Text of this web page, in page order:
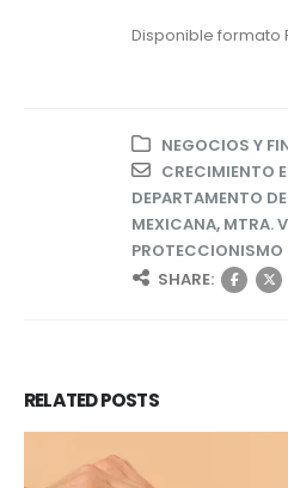
Disponible formato
NEGOCIOS Y
CRECIMIENTO
DEPARTAMENTO
MEXICANA, MTRA.
PROTECCIONISMO
SHARE:
RELATEDPOSTS